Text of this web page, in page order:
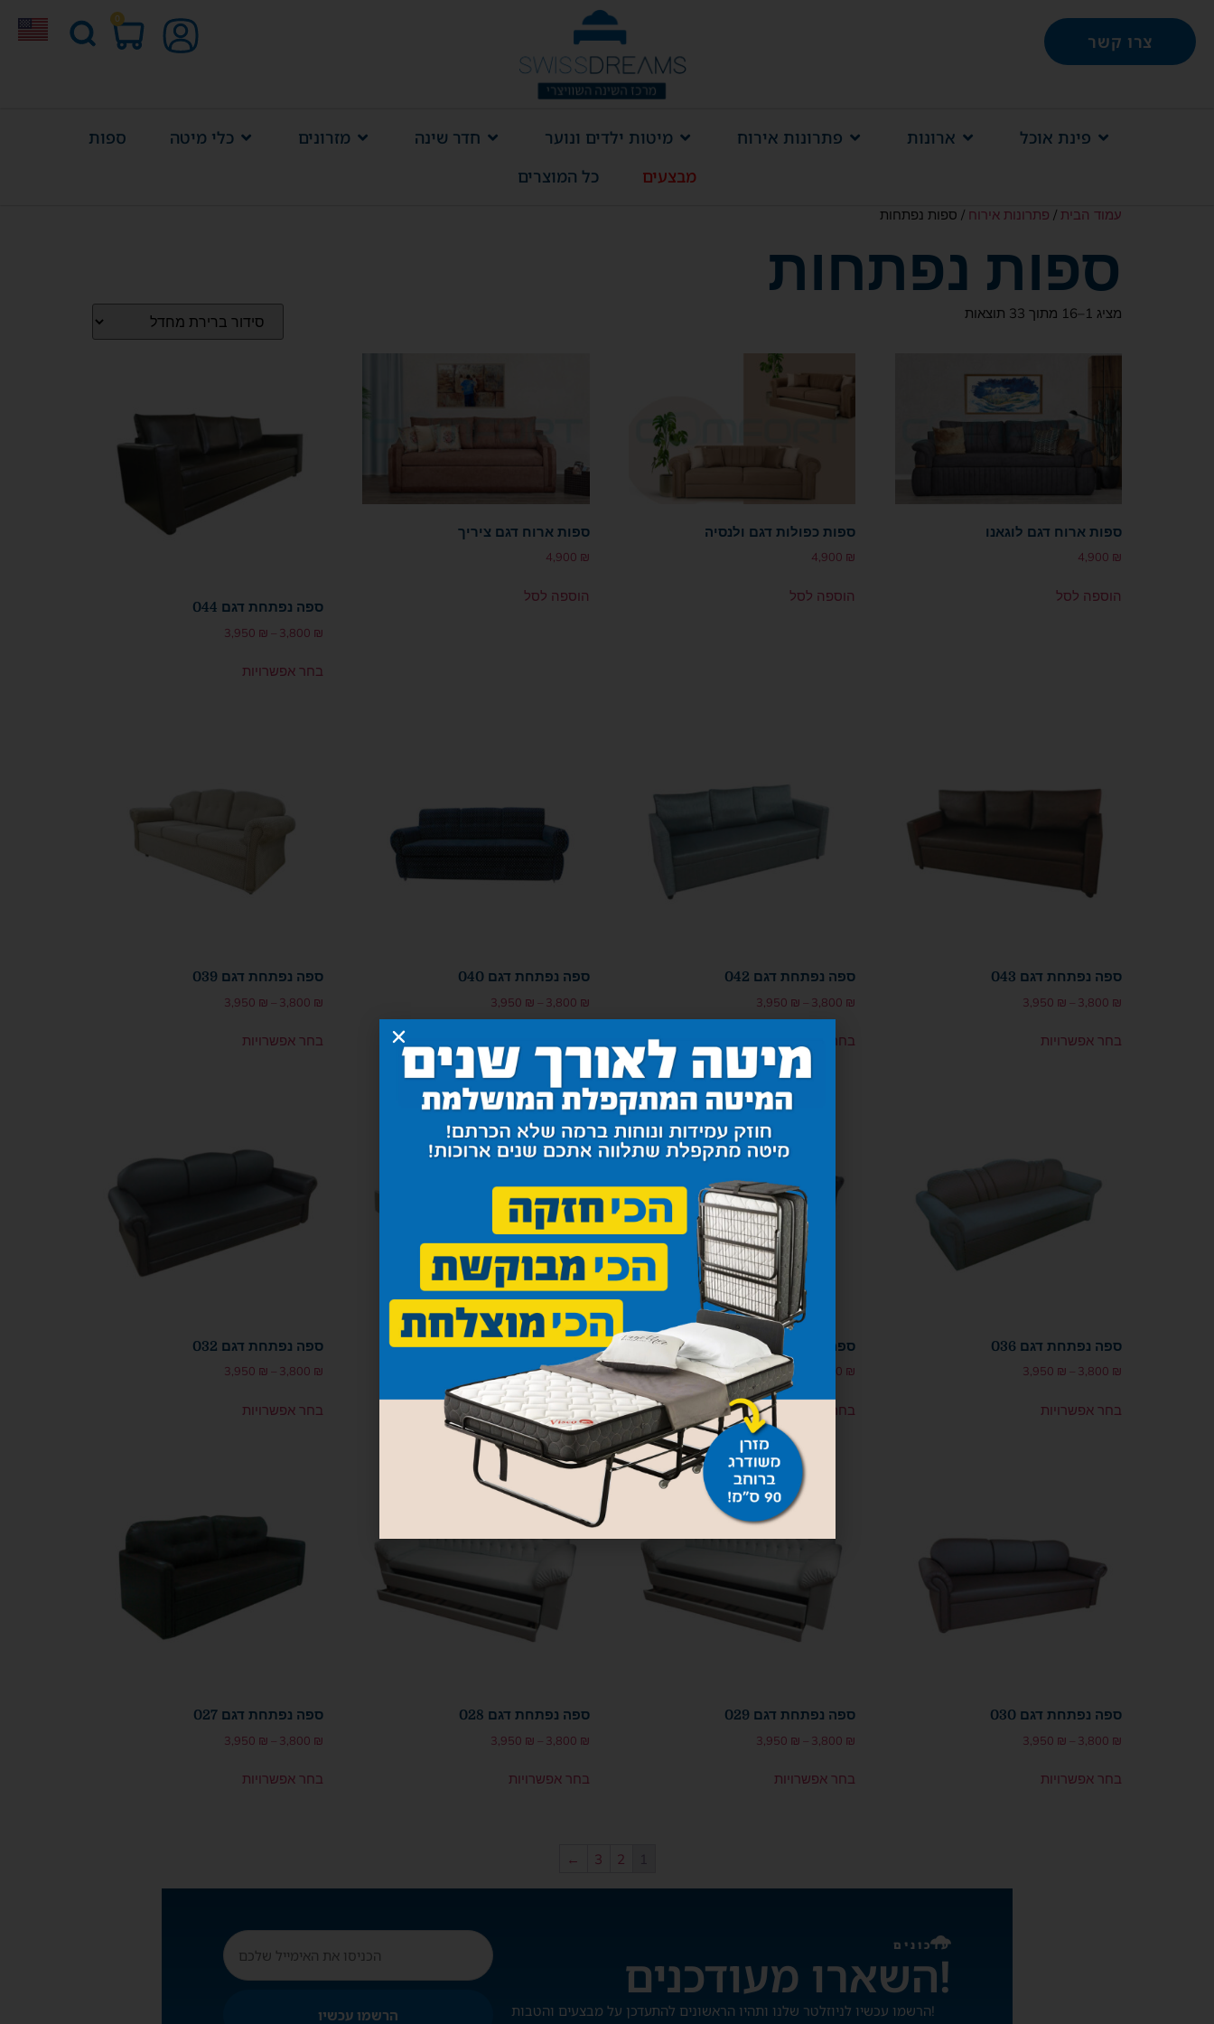
0
צרו קשר
ספות כלי מיטה מזרונים חדר שינה מיטות ילדים ונוער פתרונות אירוח ארונות
פינת אוכל
כל המוצרים
מבצעים
עמוד הבית / פתרונות אירוח / ספות נפתחות
ספות נפתחות
מציג 1–16 מתוך 33 תוצאות
ספות ארוח דגם לוגאנו
4,900 ₪
הוספה לסל
ספות כפולות דגם ולנסיה
4,900 ₪
הוספה לסל
ספות ארוח דגם ציריך
4,900 ₪
הוספה לסל
ספה נפתחת דגם 044
3,800 ₪
–
3,950 ₪
בחר אפשרויות
ספה נפתחת דגם 043
3,800 ₪
–
3,950 ₪
בחר אפשרויות
ספה נפתחת דגם 042
3,800 ₪
–
3,950 ₪
בחר אפשרויות
ספה נפתחת דגם 040
3,800 ₪
–
3,950 ₪
ספה נפתחת דגם 039
3,800 ₪
–
3,950 ₪
בחר אפשרויות
ספה נפתחת דגם 036
3,800 ₪
–
3,950 ₪
בחר אפשרויות
ספה נפתחת דגם 035
3,800 ₪
3,950₪
בחר אפשרויות
ספה נפתחת דגם מרצדס
4,800
–
4,950₪
בחר אפשרויות
ספה נפתחת דגם 032
3,800 ₪
–
3,950 ₪
בחר אפשרויות
ספה נפתחת דגם 030
3,800 ₪
–
3,950 ₪
בחר אפשרויות
ספה נפתחת דגם 029
3,800 ₪
–
3,950 ₪
בחר אפשרויות
ספה נפתחת דגם 028
3,800 ₪
–
3,950 ₪
בחר אפשרויות
ספה נפתחת דגם 027
3,800 ₪
–
3,950 ₪
בחר אפשרויות
1
2
3
←
עדכונים
השארו מעודכנים!
הרשמו עכשיו לניוזלטר שלנו ותהיו הראשונים להתעדכן על מבצעים והטבות! הרשמו עכשיו